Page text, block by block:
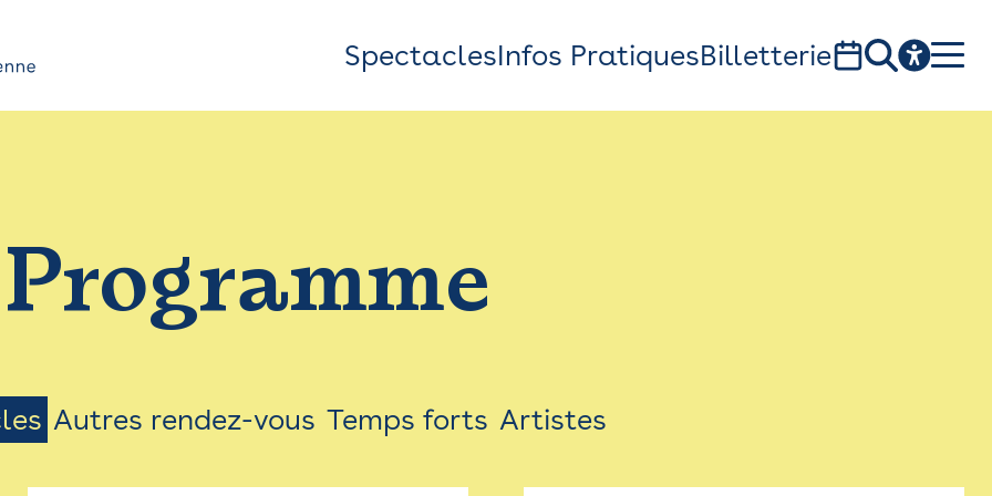
Top
Bar
Menu
SpectaclesInfos PratiquesBilletterie
1, av. du Chateau d'eau - 31300 Toulouse
Programme
Autres rendez-vous Temps forts Artistes